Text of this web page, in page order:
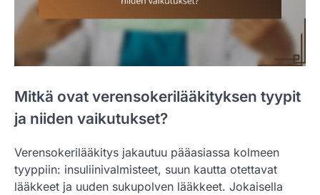
Mitkä ovat verensokerilääkityksen tyypit
ja niiden vaikutukset?
Verensokerilääkitys jakautuu pääasiassa kolmeen
tyyppiin: insuliinivalmisteet, suun kautta otettavat
lääkkeet ja uuden sukupolven lääkkeet. Jokaisella